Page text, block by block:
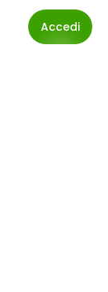
Accedi